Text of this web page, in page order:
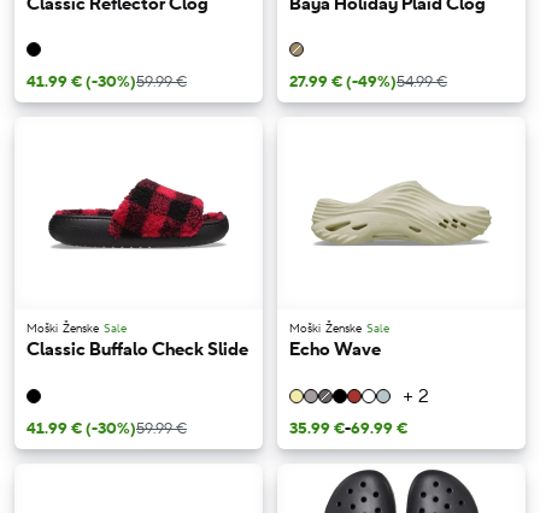
41.99 €(-30%)59.99 € 27.99 €(-49%)54.99 €
Moški Ženske Sale
Classic Buffalo Check Slide
41.99 €(-30%)59.99 €
Moški Ženske Sale
Echo Wave
+ 2
35.99 €-69.99 €